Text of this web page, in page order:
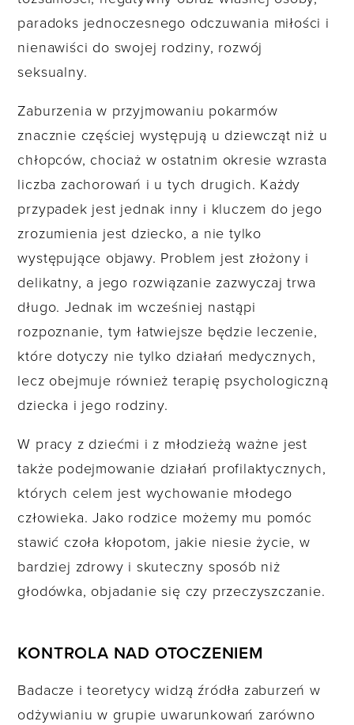
paradoks jednoczesnego odczuwania miłości i
nienawiści do swojej rodziny, rozwój
seksualny.
Zaburzenia w przyjmowaniu pokarmów
znacznie częściej występują u dziewcząt niż u
chłopców, chociaż w ostatnim okresie wzrasta
liczba zachorowań i u tych drugich. Każdy
przypadek jest jednak inny i kluczem do jego
zrozumienia jest dziecko, a nie tylko
występujące objawy. Problem jest złożony i
delikatny, a jego rozwiązanie zazwyczaj trwa
długo. Jednak im wcześniej nastąpi
rozpoznanie, tym łatwiejsze będzie leczenie,
które dotyczy nie tylko działań medycznych,
lecz obejmuje również terapię psychologiczną
dziecka i jego rodziny.
W pracy z dziećmi i z młodzieżą ważne jest
także podejmowanie działań profilaktycznych,
których celem jest wychowanie młodego
człowieka. Jako rodzice możemy mu pomóc
stawić czoła kłopotom, jakie niesie życie, w
bardziej zdrowy i skuteczny sposób niż
głodówka, objadanie się czy przeczyszczanie.
KONTROLA NAD OTOCZENIEM
Badacze i teoretycy widzą źródła zaburzeń w
odżywianiu w grupie uwarunkowań zarówno